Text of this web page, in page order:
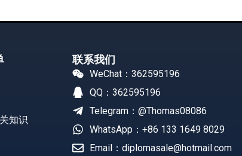
知识
联系我们
WeChat：362595196
QQ：362595196
Telegram：@Thomas08086
WhatsApp：+86 133 1649 8029
Email：diplomasale@hotmail.com